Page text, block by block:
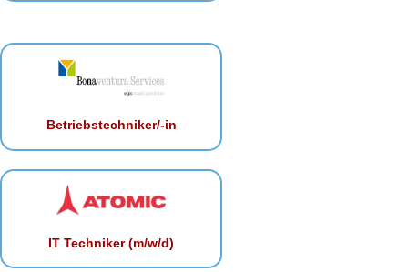
Betriebstechniker/-in
IT Techniker (m/w/d)